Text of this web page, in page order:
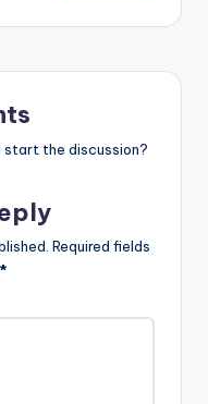
start the discussion?
Required fields
*